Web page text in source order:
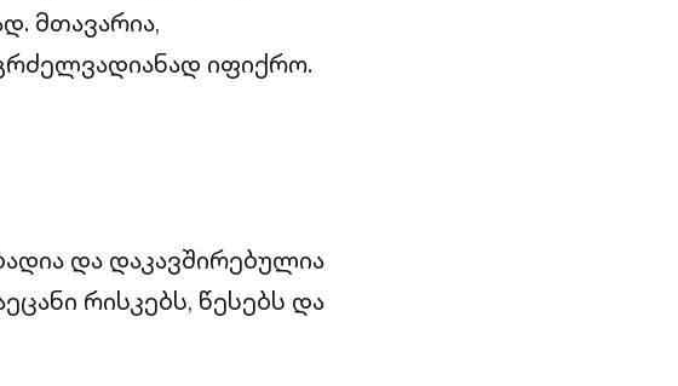
მთავარია,
იფიქრო.
და დაკავშირებულია
რისკებს, წესებს და